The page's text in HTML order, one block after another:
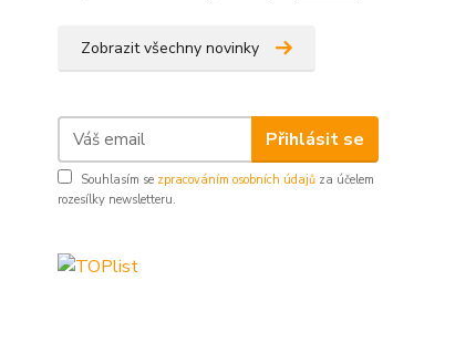
Zobrazit všechny novinky
Přihlásit se
Souhlasím se zpracováním osobních údajů za účelem
rozesílky newsletteru.